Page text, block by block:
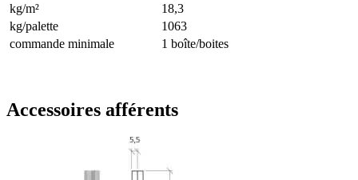
kg/m²
18,3
kg/palette
1063
commande minimale
1 boîte/boites
Accessoires afférents